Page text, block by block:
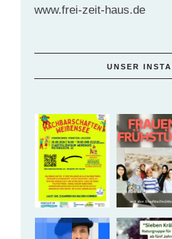
www.frei-zeit-haus.de
UNSER